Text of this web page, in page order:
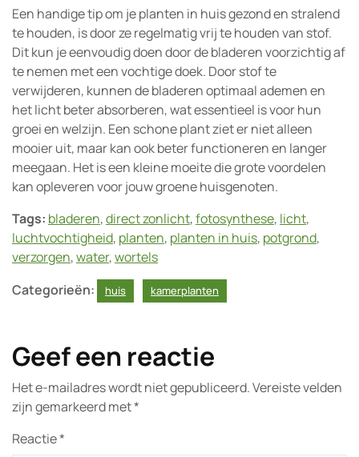
Een handige tip om je planten in huis gezond en stralend
te houden, is door ze regelmatig vrij te houden van stof.
Dit kun je eenvoudig doen door de bladeren voorzichtig af
te nemen met een vochtige doek. Door stof te
verwijderen, kunnen de bladeren optimaal ademen en
het licht beter absorberen, wat essentieel is voor hun
groei en welzijn. Een schone plant ziet er niet alleen
mooier uit, maar kan ook beter functioneren en langer
meegaan. Het is een kleine moeite die grote voordelen
kan opleveren voor jouw groene huisgenoten.
Tags: bladeren,direct zonlicht,fotosynthese, licht,
luchtvochtigheid, planten, planten in huis, potgrond,
verzorgen,water,wortels
Categorieën:
huis kamerplanten
Geef een reactie
Het e-mailadres wordt niet gepubliceerd.Vereiste velden
zijn gemarkeerd met*
Reactie*